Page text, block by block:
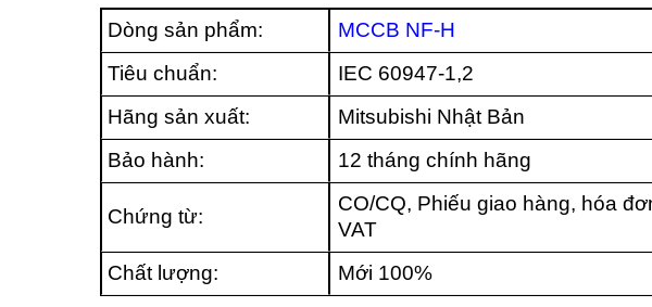
Dòng sản phẩm:
MCCB NF-H
Tiêu chuẩn:
IEC 60947-1,2
Hãng sản xuất:
Mitsubishi Nhật Bản
Bảo hành:
12 tháng chính hãng
Chứng từ:
CO/CQ, Phiếu giao hàng, hóa
VAT
Chất lượng:
Mới 100%